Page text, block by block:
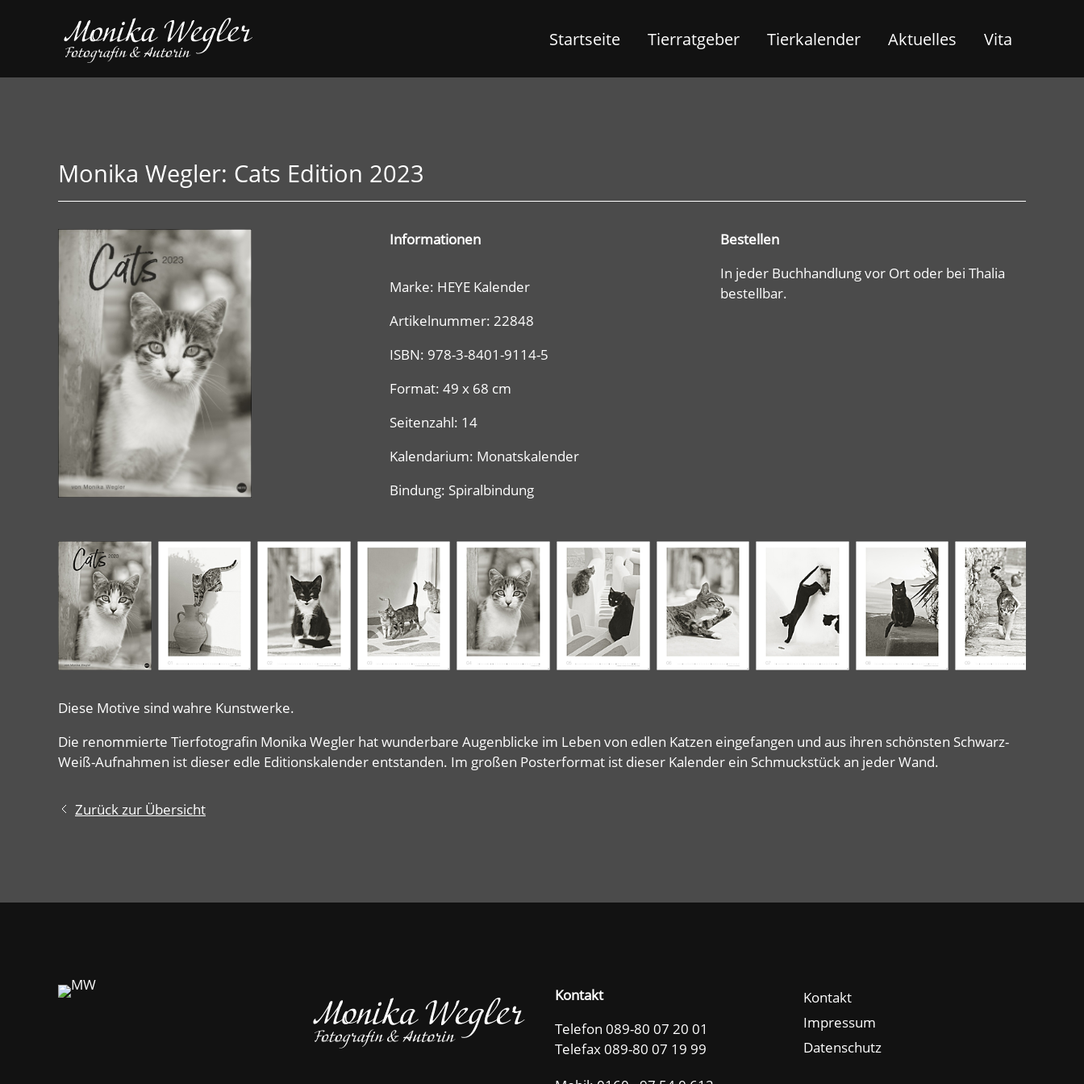
Startseite Tierratgeber Tierkalender Aktuelles Vita
Monika Wegler: Cats Edition 2023
Informationen
Marke: HEYE Kalender
Artikelnummer: 22848
ISBN: 978-3-8401-9114-5
Format: 49 x 68 cm
Seitenzahl: 14
Kalendarium: Monatskalender
Bindung: Spiralbindung
Bestellen
In jeder Buchhandlung vor Ort oder bei Thalia
bestellbar.
Diese Motive sind wahre Kunstwerke.
Die renommierte Tierfotografin Monika Wegler hat wunderbare Augenblicke im Leben von edlen Katzen eingefangen und aus ihren schönsten Schwarz-
Weiß-Aufnahmen ist dieser edle Editionskalender entstanden. Im großen Posterformat ist dieser Kalender ein Schmuckstück an jeder Wand.
Zurück zur Übersicht
Kontakt
Telefon 089-80 07 20 01
Telefax 089-80 07 19 99
Kontakt
Impressum
Datenschutz